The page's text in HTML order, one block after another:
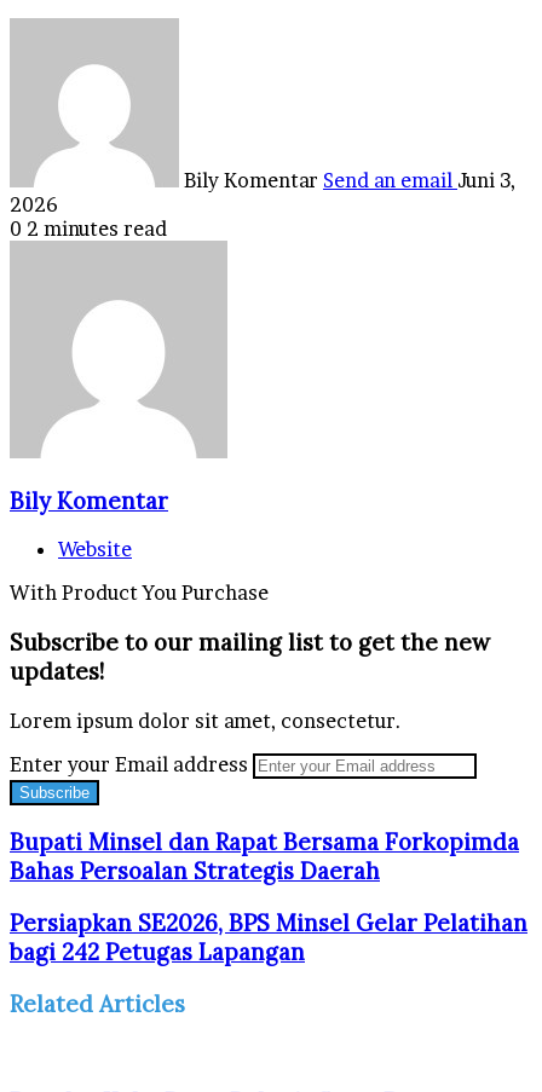
Bily Komentar Send an email Juni 3,
2026
0 2 minutes read
Bily Komentar
Website
With Product You Purchase
Subscribe to our mailing list to get the new
updates!
Lorem ipsum dolor sit amet, consectetur.
Enter your Email address
Bupati Minsel dan Rapat Bersama Forkopimda
Bahas Persoalan Strategis Daerah
Persiapkan SE2026, BPS Minsel Gelar Pelatihan
bagi 242 Petugas Lapangan
Related Articles